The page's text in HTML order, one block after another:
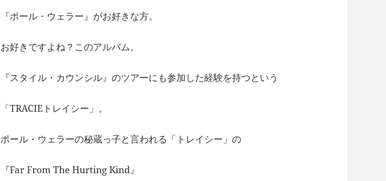
『ポール・ウェラー』がお好きな方。
お好きですよね？このアルバム。
『スタイル・カウンシル』のツアーにも参加した経験を持つという
「TRACIEトレイシー」。
ポール・ウェラーの秘蔵っ子と言われる「トレイシー」の
『Far From The Hurting Kind』